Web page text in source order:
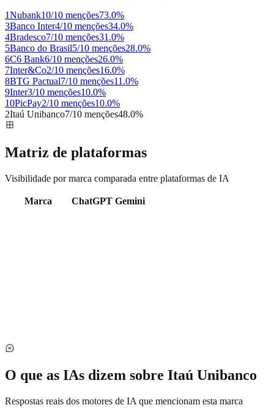
1Nubank10/10 menções73.0%
3Banco Inter4/10 menções34.0%
4Bradesco7/10 menções31.0%
5Banco do Brasil5/10 menções28.0%
6C6 Bank6/10 menções26.0%
7Inter&Co2/10 menções16.0%
8BTG Pactual7/10 menções11.0%
9Inter3/10 menções10.0%
10PicPay2/10 menções10.0%
2Itaú Unibanco7/10 menções48.0%
Matriz de plataformas
Visibilidade por marca comparada entre plataformas de IA
Marca ChatGPT Gemini
O que as IAs dizem sobre Itaú Unibanco
Respostas reais dos motores de IA que mencionam esta marca